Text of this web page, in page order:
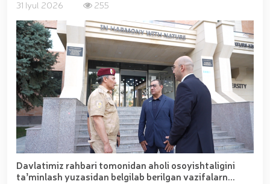
31 Iyul 2026 255
Davlatimiz rahbari tomonidan aholi osoyishtaligini
taʼminlash yuzasidan belgilab berilgan vazifalarn...